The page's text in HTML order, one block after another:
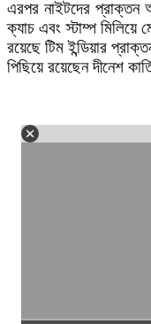
এরপর নাইটদের প্রাক্তন
ক্যাচ এবং স্টাম্প মিলিয়ে
রয়েছে টিম ইন্ডিয়ার
পিছিয়ে রয়েছেন দীনেশ